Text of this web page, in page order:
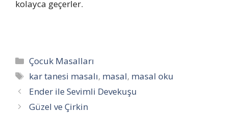
kolayca geçerler.
Kategoriler
Çocuk Masalları
Etiketler
kar tanesi masalı, masal, masal oku
Ender ile Sevimli Devekuşu
Güzel ve Çirkin